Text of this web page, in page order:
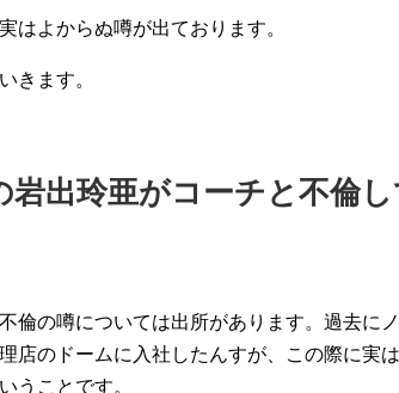
はよからぬ噂が出ております。
きます。
岩出玲亜がコーチと不倫
倫の噂については出所があります。過去に
店のドームに入社したんすが、この際に実
うことです。